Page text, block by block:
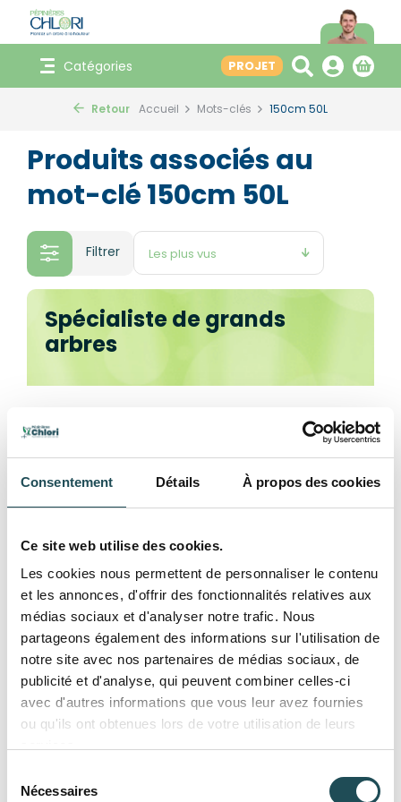
Consentement Détails À propos des cookies
Ce site web utilise des cookies.
Les cookies nous permettent de personnaliser le contenu
et les annonces, d'offrir des fonctionnalités relatives aux
médias sociaux et d'analyser notre trafic. Nous
partageons également des informations sur l'utilisation de
notre site avec nos partenaires de médias sociaux, de
publicité et d'analyse, qui peuvent combiner celles-ci
avec d'autres informations que vous leur avez fournies
ou qu'ils ont obtenues lors de votre utilisation de leurs
Nécessaires
Catégories PROJET
Retour Accueil Mots-clés 150cm 50L
Produits associés au
mot-clé 150cm 50L
Filtrer
Spécialiste de grands
arbres
Déjà consulté